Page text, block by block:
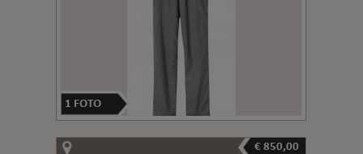
1 FOTO
€ 850,00